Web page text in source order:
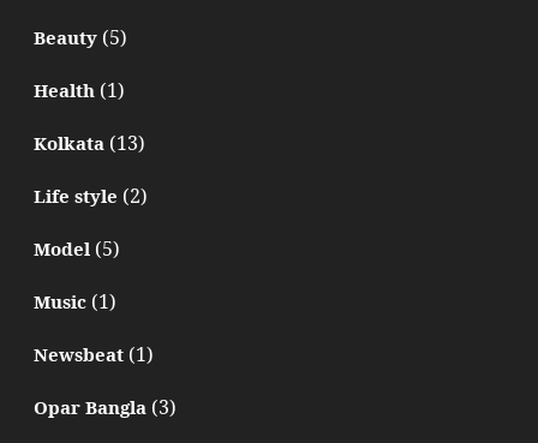
Beauty(5)
Health(1)
Kolkata(13)
Life style (2)
Model(5)
Music(1)
Newsbeat(1)
Opar Bangla(3)